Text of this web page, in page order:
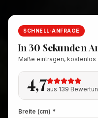
SCHNELL-ANFRAGE
In 30 Sekunden
Maße eintragen, kostenlos
4,7aus 139
Breite (cm) *